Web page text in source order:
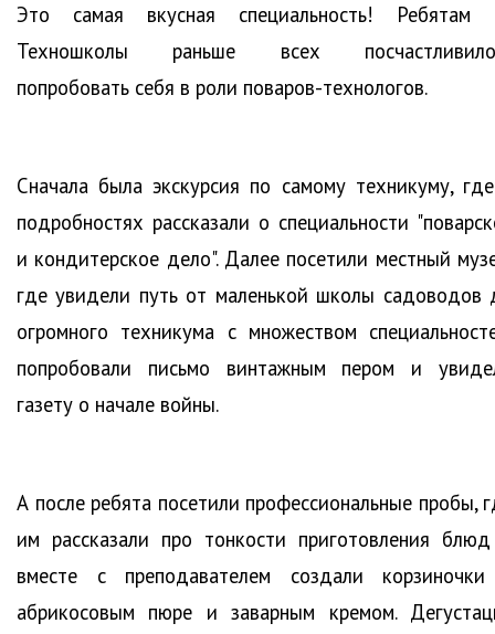
Это самая вкусная специальность! Ребятам
Техношколы раньше всех
попробовать себя в роли поваров-технологов.
Сначала была экскурсия по самому техникуму,
подробностях рассказали о специальности
и кондитерское дело". Далее посетили местный
где увидели путь от маленькой школы садоводов
огромного техникума с множеством
попробовали письмо винтажным пером и
газету о начале войны.
А после ребята посетили профессиональные пробы,
им рассказали про тонкости приготовления
вместе с преподавателем создали
абрикосовым пюре и заварным кремом.